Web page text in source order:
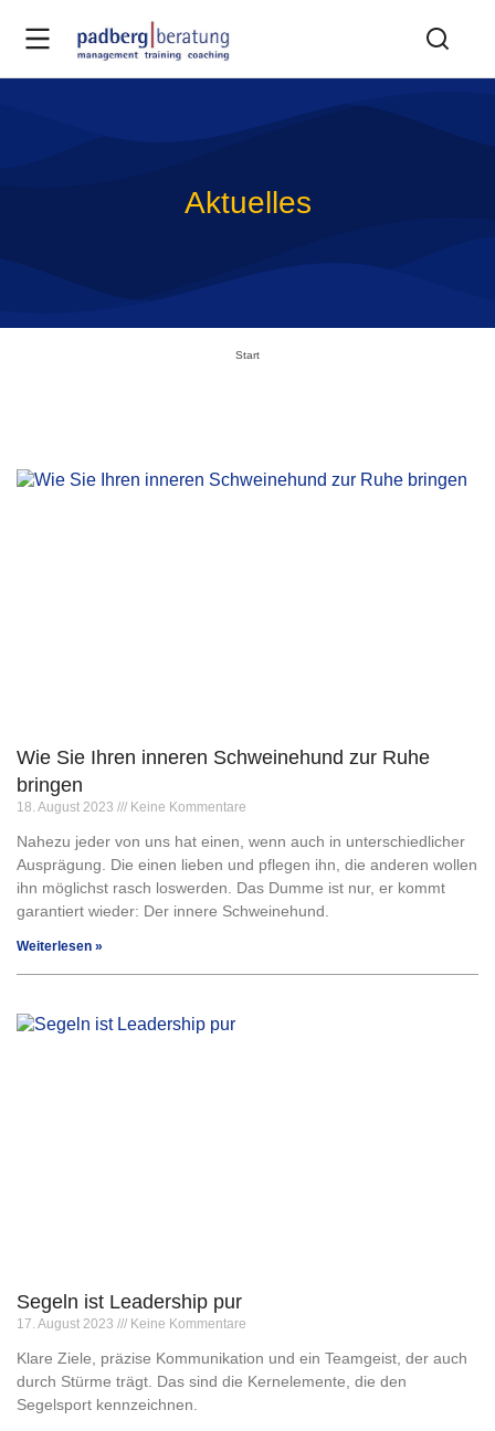
Aktuelles
Start
Wie Sie Ihren inneren Schweinehund zur Ruhe
bringen
18. August 2023 Keine Kommentare
Nahezu jeder von uns hat einen, wenn auch in unterschiedlicher
Ausprägung. Die einen lieben und pflegen ihn, die anderen wollen
ihn möglichst rasch loswerden. Das Dumme ist nur, er kommt
garantiert wieder: Der innere Schweinehund.
Weiterlesen »
Segeln ist Leadership pur
17. August 2023 Keine Kommentare
Klare Ziele, präzise Kommunikation und ein Teamgeist, der auch
durch Stürme trägt. Das sind die Kernelemente, die den
Segelsport kennzeichnen.